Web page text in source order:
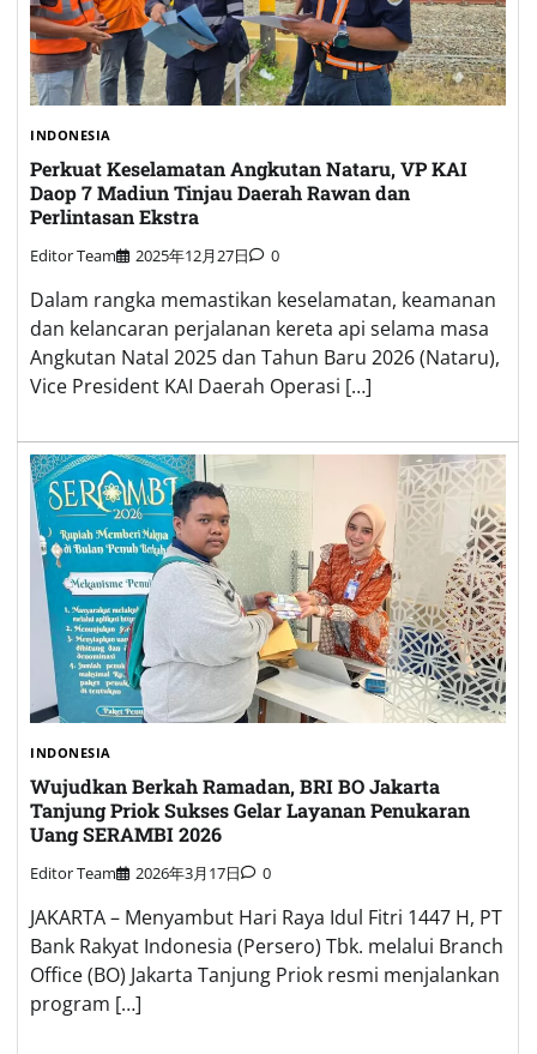
INDONESIA
Perkuat Keselamatan Angkutan Nataru, VP KAI
Daop 7 Madiun Tinjau Daerah Rawan dan
Perlintasan Ekstra
Editor Team 2025年12月27日 0
Dalam rangka memastikan keselamatan, keamanan
dan kelancaran perjalanan kereta api selama masa
Angkutan Natal 2025 dan Tahun Baru 2026 (Nataru),
Vice President KAI Daerah Operasi […]
INDONESIA
Wujudkan Berkah Ramadan, BRI BO Jakarta
Tanjung Priok Sukses Gelar Layanan Penukaran
Uang SERAMBI 2026
Editor Team 2026年3月17日 0
JAKARTA – Menyambut Hari Raya Idul Fitri 1447 H, PT
Bank Rakyat Indonesia (Persero) Tbk. melalui Branch
Office (BO) Jakarta Tanjung Priok resmi menjalankan
program […]